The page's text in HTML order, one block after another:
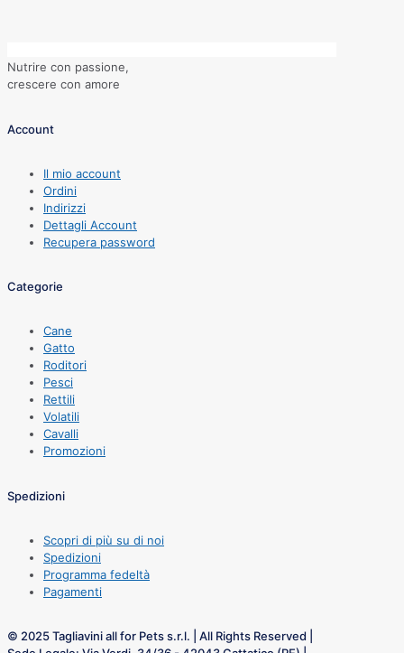
Nutrire con passione,
crescere con amore
Account
Il mio account
Ordini
Indirizzi
Dettagli Account
Recupera password
Categorie
Cane
Gatto
Roditori
Pesci
Rettili
Volatili
Cavalli
Promozioni
Spedizioni
Scopri di più su di noi
Spedizioni
Programma fedeltà
Pagamenti
© 2025 Tagliavini all for Pets s.r.l. | All Rights Reserved |